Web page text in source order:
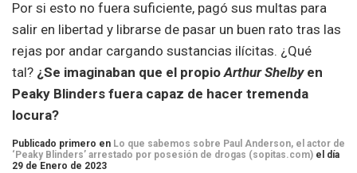
Por si esto no fuera suficiente, pagó sus multas para
salir en libertad y librarse de pasar un buen rato tras las
rejas por andar cargando sustancias ilícitas. ¿Qué
tal? ¿Se imaginaban que el propioArthur Shelbyen
Peaky Blinders fuera capaz de hacer tremenda
locura?
Publicado primero en Lo que sabemos sobre Paul Anderson, el actor de
‘Peaky Blinders’ arrestado por posesión de drogas (sopitas.com) el día
29 de Enero de 2023